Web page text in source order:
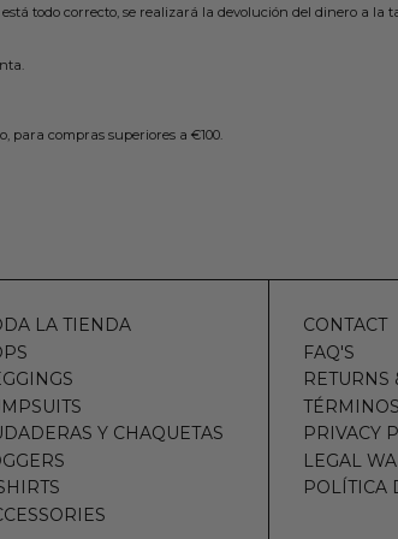
todo correcto, se realizará la devolución del dinero a la
para compras superiores a €100.
LA TIENDA
Y CHAQUETAS
CONTACT
FAQ'S
RETURNS
PRIVACY
LEGAL
POLÍTICA